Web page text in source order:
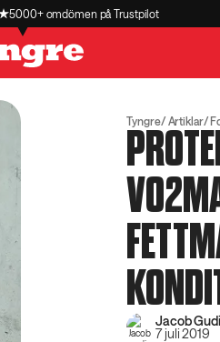
5000+ omdömen på Trustpilot
Tyngre Artiklar
Jacob
7 juli 2019